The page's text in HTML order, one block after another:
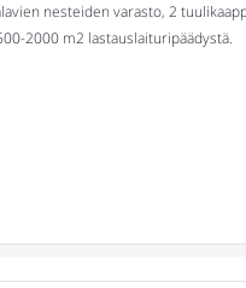
nesteiden varasto, 2
2000 m2 lastauslaituripäädystä.